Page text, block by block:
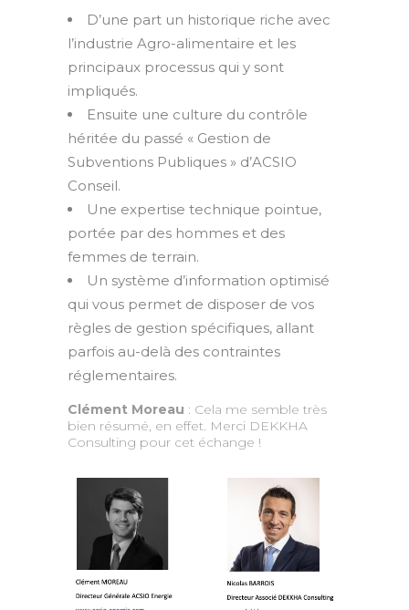
D’une part un historique riche avec
l’industrie Agro-alimentaire et les
principaux processus qui y sont
impliqués.
Ensuite une culture du contrôle
héritée du passé « Gestion de
Subventions Publiques » d’ACSIO
Conseil.
Une expertise technique pointue,
portée par des hommes et des
femmes de terrain.
Un système d’information optimisé
qui vous permet de disposer de vos
règles de gestion spécifiques, allant
parfois au-delà des contraintes
réglementaires.
Clément Moreau : Cela me semble très
bien résumé, en effet. Merci DEKKHA
Consulting pour cet échange !